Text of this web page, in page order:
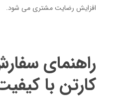
افزایش رضایت مشتری می شود.
راهنمای
کارتن با